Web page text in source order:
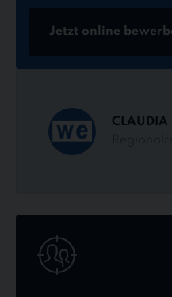
Jetzt online
CLAUDIA
online
bewerben